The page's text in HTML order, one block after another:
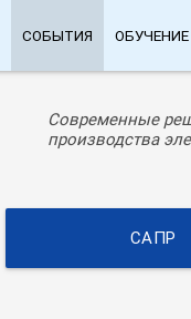
СОБЫТИЯ ОБУЧЕНИЕ
Современные
производства
САПР